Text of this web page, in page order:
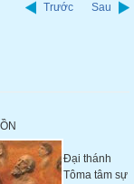
Trước Sau
Đại thánh
Tôma tâm sự